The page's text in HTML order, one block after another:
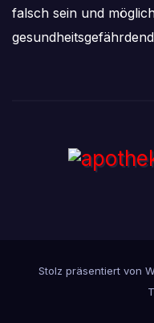
falsch sein und
Stolz präsentiert von